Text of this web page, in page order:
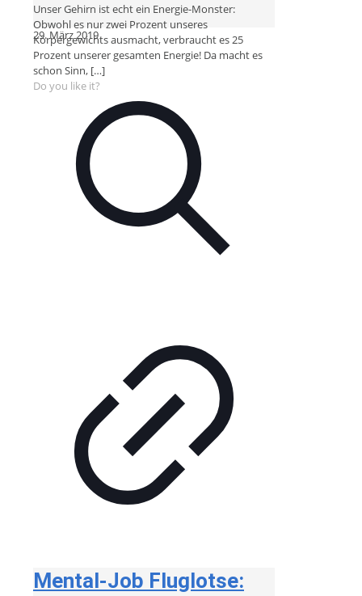
Unser Gehirn ist echt ein Energie-Monster:
Obwohl es nur zwei Prozent unseres
Körpergewichts ausmacht, verbraucht es 25
Prozent unserer gesamten Energie! Da macht es
schon Sinn, […]
Do you like it?
29. März 2019
Mental-Job Fluglotse: